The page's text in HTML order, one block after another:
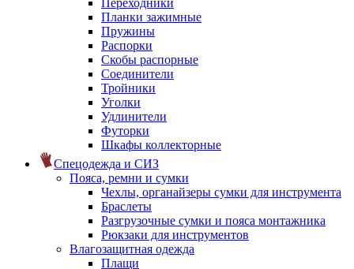
Переходники
Планки зажимные
Пружины
Распорки
Скобы распорные
Соединители
Тройники
Уголки
Удлинители
Футорки
Шкафы коллекторные
Спецодежда и СИЗ
Пояса, ремни и сумки
Чехлы, органайзеры сумки для инструмента
Браслеты
Разгрузочные сумки и пояса монтажника
Рюкзаки для инструментов
Влагозащитная одежда
Плащи